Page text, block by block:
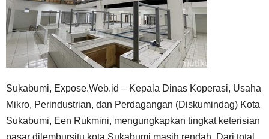
Sukabumi, Expose.Web.id – Kepala Dinas Koperasi, Usaha
Mikro, Perindustrian, dan Perdagangan (Diskumindag) Kota
Sukabumi, Een Rukmini, mengungkapkan tingkat keterisian
pasar dilembursitu kota Sukabumi masih rendah. Dari total